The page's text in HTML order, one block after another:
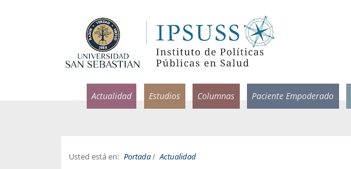
Actualidad Estudios Columnas Paciente Empoderado
Usted está en: Portada/ Actualidad